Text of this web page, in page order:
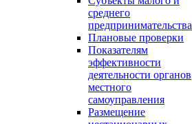
среднего
предпринимательства
Плановые проверки
Показателям
эффективности
деятельности органов
местного
самоуправления
Размещение